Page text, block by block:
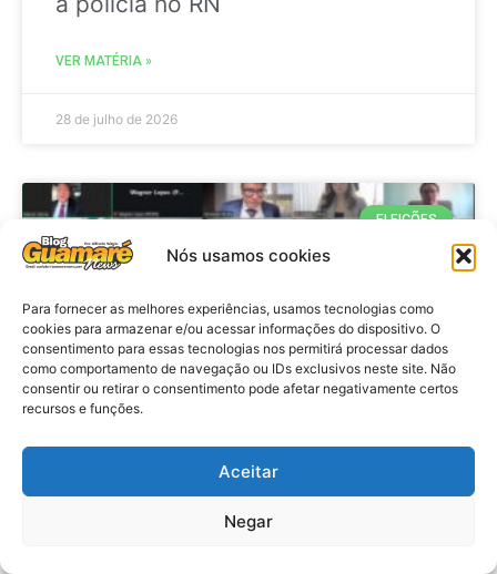
Nós usamos cookies
Para fornecer as melhores experiências, usamos tecnologias como
cookies para armazenar e/ou acessar informações do dispositivo. O
consentimento para essas tecnologias nos permitirá processar dados
como comportamento de navegação ou IDs exclusivos neste site. Não
consentir ou retirar o consentimento pode afetar negativamente certos
recursos e funções.
Aceitar
Negar
VER MATÉRIA »
28 de julho de 2026
ELEIÇÕES
Eleições 2026: procuradores e
promotores eleitorais realizam
reunião de alinhamento no RN